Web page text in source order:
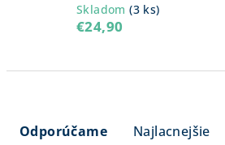
Skladom(3 ks)
€24,90
Odporúčame Najlacnejšie